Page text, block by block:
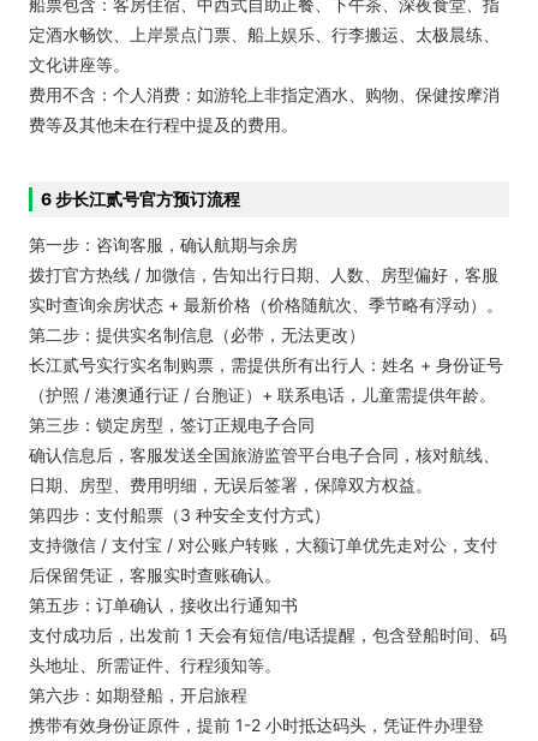
定酒水畅饮、上岸景点门票、船上娱乐、行李搬运、太极晨练、
文化讲座等。
费用不含：个人消费：如游轮上非指定酒水、购物、保健按摩消
费等及其他未在行程中提及的费用。
6 步长江贰号官方预订流程
第一步：咨询客服，确认航期与余房
拨打官方热线 / 加微信，告知出行日期、人数、房型偏好，客服
实时查询余房状态 + 最新价格（价格随航次、季节略有浮动）。
第二步：提供实名制信息（必带，无法更改）
长江贰号实行实名制购票，需提供所有出行人：姓名 + 身份证号
（护照 / 港澳通行证 / 台胞证）+ 联系电话，儿童需提供年龄。
第三步：锁定房型，签订正规电子合同
确认信息后，客服发送全国旅游监管平台电子合同，核对航线、
日期、房型、费用明细，无误后签署，保障双方权益。
第四步：支付船票（3 种安全支付方式）
支持微信 / 支付宝 / 对公账户转账，大额订单优先走对公，支付
后保留凭证，客服实时查账确认。
第五步：订单确认，接收出行通知书
支付成功后，出发前 1 天会有短信/电话提醒，包含登船时间、码
头地址、所需证件、行程须知等。
第六步：如期登船，开启旅程
携带有效身份证原件，提前 1-2 小时抵达码头，凭证件办理登